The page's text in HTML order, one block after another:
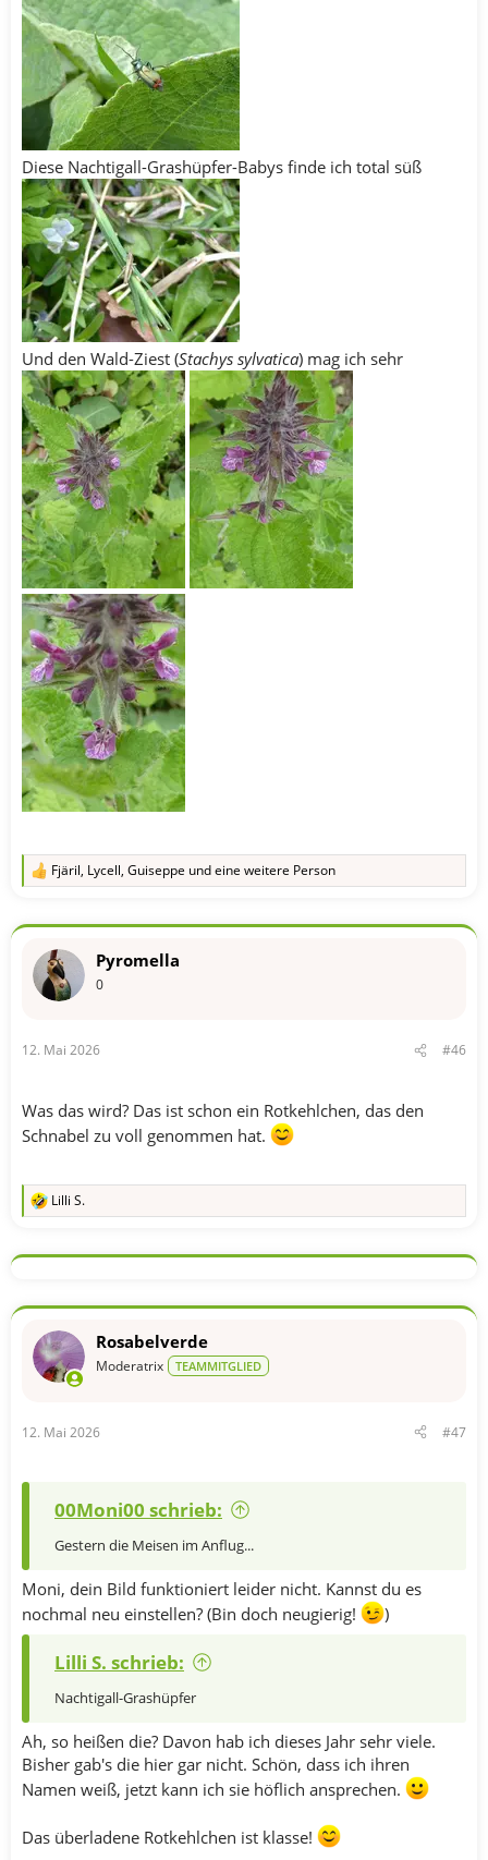
Diese Nachtigall-Grashüpfer-Babys finde ich total süß
Und den Wald-Ziest (Stachys sylvatica) mag ich sehr
R
k
o
:
Fjäril, Lycell, Guiseppe und eine weitere Person
Pyromella
0
12. Mai 2026 #46
Was das wird? Das ist schon ein Rotkehlchen, das den
Schnabel zu voll genommen hat.
R
k
o
e
n
Lilli S.
Rosabelverde
Moderatrix TEAMMITGLIED
12. Mai 2026 #47
00Moni00 schrieb:
Gestern die Meisen im Anflug...
Moni, dein Bild funktioniert leider nicht. Kannst du es
nochmal neu einstellen? (Bin doch neugierig!
)
Lilli S. schrieb:
Nachtigall-Grashüpfer
Ah, so heißen die? Davon hab ich dieses Jahr sehr viele.
Bisher gab's die hier gar nicht. Schön, dass ich ihren
Namen weiß, jetzt kann ich sie höflich ansprechen.
Das überladene Rotkehlchen ist klasse!